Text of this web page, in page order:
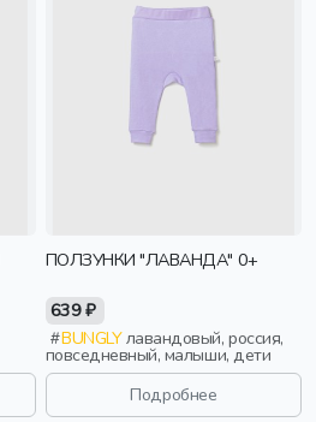
ПОЛЗУНКИ "ЛАВАНДА" 0+
639 ₽
BUNGLYлавандовый, россия,
повседневный, малыши, дети
Подробнее